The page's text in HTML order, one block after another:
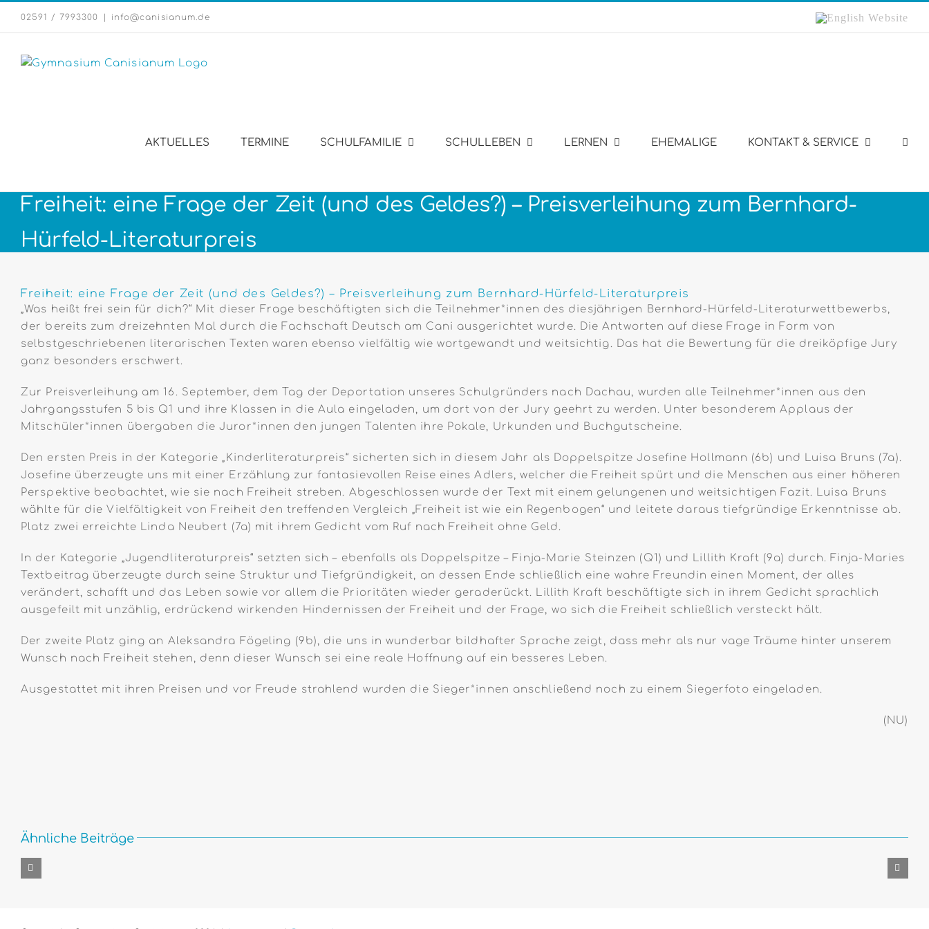
02591 / 7993300 info@canisianum.de
English
AKTUELLES TERMINE SCHULFAMILIE SCHULLEBEN LERNEN EHEMALIGE KONTAKT & SERVICE
Freiheit: eine Frage der Zeit (und des Geldes?) – Preisverleihung zum Bernhard-
Hürfeld-Literaturpreis
grösseres
Bild
Freiheit: eine Frage der Zeit (und des Geldes?) – Preisverleihung zum Bernhard-Hürfeld-Literaturpreis
„Was heißt frei sein für dich?“ Mit dieser Frage beschäftigten sich die Teilnehmer*innen des diesjährigen Bernhard-Hürfeld-Literaturwettbewerbs,
der bereits zum dreizehnten Mal durch die Fachschaft Deutsch am Cani ausgerichtet wurde. Die Antworten auf diese Frage in Form von
selbstgeschriebenen literarischen Texten waren ebenso vielfältig wie wortgewandt und weitsichtig. Das hat die Bewertung für die dreiköpfige Jury
ganz besonders erschwert.
Zur Preisverleihung am 16. September, dem Tag der Deportation unseres Schulgründers nach Dachau, wurden alle Teilnehmer*innen aus den
Jahrgangsstufen 5 bis Q1 und ihre Klassen in die Aula eingeladen, um dort von der Jury geehrt zu werden. Unter besonderem Applaus der
Mitschüler*innen übergaben die Juror*innen den jungen Talenten ihre Pokale, Urkunden und Buchgutscheine.
Den ersten Preis in der Kategorie „Kinderliteraturpreis“ sicherten sich in diesem Jahr als Doppelspitze Josefine Hollmann (6b) und Luisa Bruns (7a).
Josefine überzeugte uns mit einer Erzählung zur fantasievollen Reise eines Adlers, welcher die Freiheit spürt und die Menschen aus einer höheren
Perspektive beobachtet, wie sie nach Freiheit streben. Abgeschlossen wurde der Text mit einem gelungenen und weitsichtigen Fazit. Luisa Bruns
wählte für die Vielfältigkeit von Freiheit den treffenden Vergleich „Freiheit ist wie ein Regenbogen“ und leitete daraus tiefgründige Erkenntnisse ab.
Platz zwei erreichte Linda Neubert (7a) mit ihrem Gedicht vom Ruf nach Freiheit ohne Geld.
In der Kategorie „Jugendliteraturpreis“ setzten sich – ebenfalls als Doppelspitze – Finja-Marie Steinzen (Q1) und Lillith Kraft (9a) durch. Finja-Maries
Textbeitrag überzeugte durch seine Struktur und Tiefgründigkeit, an dessen Ende schließlich eine wahre Freundin einen Moment, der alles
verändert, schafft und das Leben sowie vor allem die Prioritäten wieder geraderückt. Lillith Kraft beschäftigte sich in ihrem Gedicht sprachlich
ausgefeilt mit unzählig, erdrückend wirkenden Hindernissen der Freiheit und der Frage, wo sich die Freiheit schließlich versteckt hält.
Der zweite Platz ging an Aleksandra Fögeling (9b), die uns in wunderbar bildhafter Sprache zeigt, dass mehr als nur vage Träume hinter unserem
Wunsch nach Freiheit stehen, denn dieser Wunsch sei eine reale Hoffnung auf ein besseres Leben.
Ausgestattet mit ihren Preisen und vor Freude strahlend wurden die Sieger*innen anschließend noch zu einem Siegerfoto eingeladen.
(NU)
Ähnliche Beiträge